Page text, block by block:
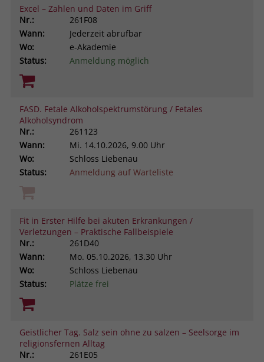
Excel – Zahlen und Daten im Griff
Nr.:
261F08
Wann:
Jederzeit abrufbar
Wo:
e-Akademie
Status:
Anmeldung möglich
FASD. Fetale Alkoholspektrumstörung / Fetales
Alkoholsyndrom
Nr.:
261123
Wann:
Mi. 14.10.2026, 9.00 Uhr
Wo:
Schloss Liebenau
Status:
Anmeldung auf Warteliste
Fit in Erster Hilfe bei akuten Erkrankungen /
Verletzungen – Praktische Fallbeispiele
Nr.:
261D40
Wann:
Mo. 05.10.2026, 13.30 Uhr
Wo:
Schloss Liebenau
Status:
Plätze frei
Geistlicher Tag. Salz sein ohne zu salzen – Seelsorge im
religionsfernen Alltag
Nr.:
261E05